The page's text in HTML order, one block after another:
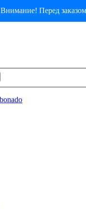
Внимание! Перед